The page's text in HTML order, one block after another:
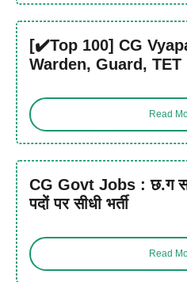
[✔️Top 100] CG
Warden, Guard,
Read
CG Govt Jobs : छ.ग
पदों पर सीधी भर्ती
Read